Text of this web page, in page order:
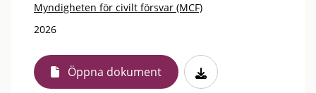
Myndigheten för civilt försvar (MCF)
2026
Öppna dokument